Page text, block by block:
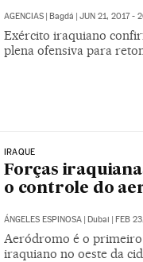
AGENCIAS Bagdá JUN 21, 2017 -
Exército iraquiano
plena ofensiva para
IRAQUE
Forças
o controle do
ÁNGELES ESPINOSA | Dubai | FEB
Aeródromo é o primeiro
iraquiano no oeste da